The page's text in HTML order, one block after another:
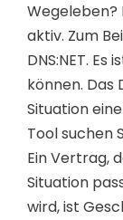
Wegeleben?
aktiv. Zum
DNS:NET.
können. Das
Situation
Tool suchen
Ein Vertrag,
Situation
wird, ist